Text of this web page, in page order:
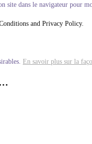
site dans le navigateur pour
and Privacy Policy.
En savoir plus sur la